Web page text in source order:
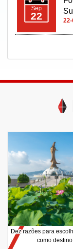
Oct
08
Dez razões para
como destino